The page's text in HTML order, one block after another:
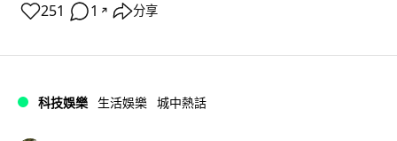
251 1 ↗ 分享
科技娛樂 生活娛樂 城中熱話